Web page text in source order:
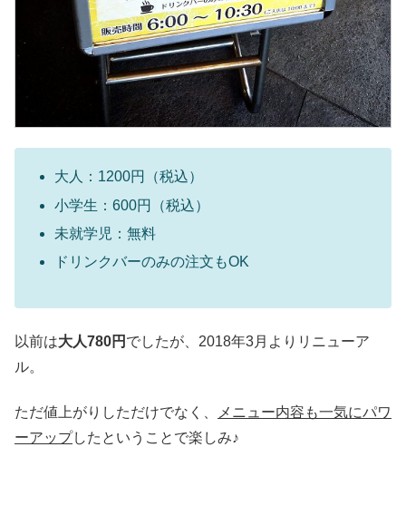
大人：1200円（税込）
小学生：600円（税込）
未就学児：無料
ドリンクバーのみの注文もOK
以前は大人780円 でしたが、2018年3月よりリニューア
ル。
ただ値上がりしただけでなく、
メニュー内容も一気にパワ
ーアップしたということで楽しみ♪